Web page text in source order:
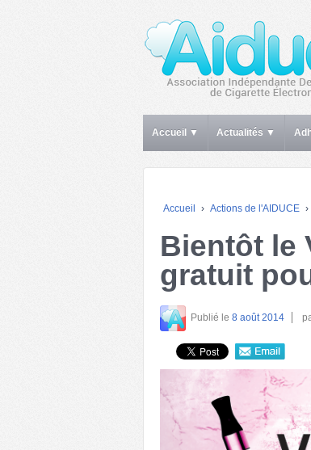
Accueil ▼ Actualités ▼
Accueil › Actions de l'AIDUCE ›
Bientôt le
gratuit
Publié le 8 août 2014